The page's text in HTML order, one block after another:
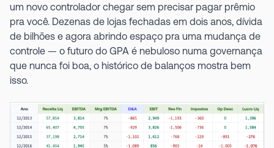
um novo controlador chegar sem precisar pagar prêmio
pra você. Dezenas de lojas fechadas em dois anos, dívida
de bilhões e agora abrindo espaço pra uma mudança de
controle — o futuro do GPA é nebuloso numa governança
que nunca foi boa, o histórico de balanços mostra bem
isso.